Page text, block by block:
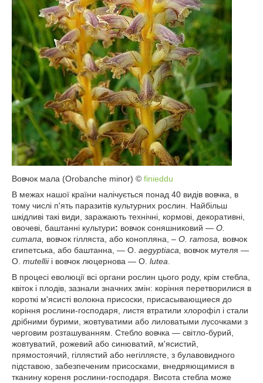
Вовчок мала (Orobanche minor) © finieddu
В межах нашої країни налічується понад 40 видів вовчка, в
тому числі п'ять паразитів культурних рослин. Найбільш
шкідливі такі види, заражають технічні, кормові, декоративні,
овочеві, баштанні культури: вовчок соняшниковий — О.
ситапа, вовчок гілляста, або конопляна, – О. ramosa
вовчок
єгипетська, або баштанна, — О. aegyptiaca
вовчок мутеля —
О. mutelliiі вовчок люцернова — О. lutea
В процесі еволюції всі органи рослин цього роду, крім стебла,
квіток і плодів, зазнали значних змін: коріння перетворилися в
короткі м'ясисті волокна присоски, присасывающиеся до
коріння рослини-господаря, листя втратили хлорофіл і стали
дрібними бурими, жовтуватими або лиловатыми лусочками з
черговим розташуванням. Стебло вовчка — світло-бурий,
жовтуватий, рожевий або синюватий, м'ясистий,
прямостоячий, гіллястий або негіллясте, з булавовидного
підставою, забезпеченим присосками, внедряющимися в
тканину кореня рослини-господаря. Висота стебла може